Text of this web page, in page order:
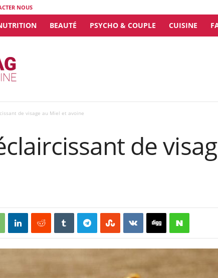
NOUS
BEAUTÉ PSYCHO & COUPLE CUISINE
de visage au Miel et avoine
de